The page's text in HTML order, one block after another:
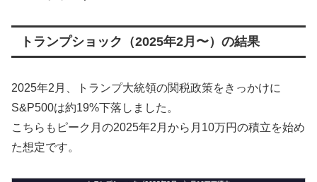
トランプショック（2025年2月〜）の結果
2025年2月、トランプ大統領の関税政策をきっかけに
S&P500は約19%下落しました。
こちらもピーク月の2025年2月から月10万円の積立を始め
た想定です。